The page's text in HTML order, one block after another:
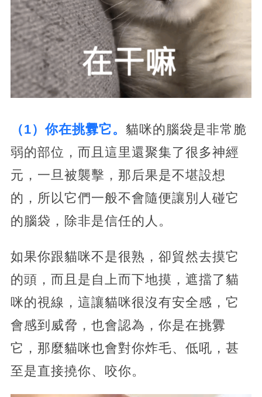
（1）你在挑釁它。 貓咪的腦袋是非常脆
弱的部位，而且這里還聚集了很多神經
元，一旦被襲擊，那后果是不堪設想
的，所以它們一般不會隨便讓別人碰它
的腦袋，除非是信任的人。
如果你跟貓咪不是很熟，卻貿然去摸它
的頭，而且是自上而下地摸，遮擋了貓
咪的視線，這讓貓咪很沒有安全感，它
會感到威脅，也會認為，你是在挑釁
它，那麼貓咪也會對你炸毛、低吼，甚
至是直接撓你、咬你。